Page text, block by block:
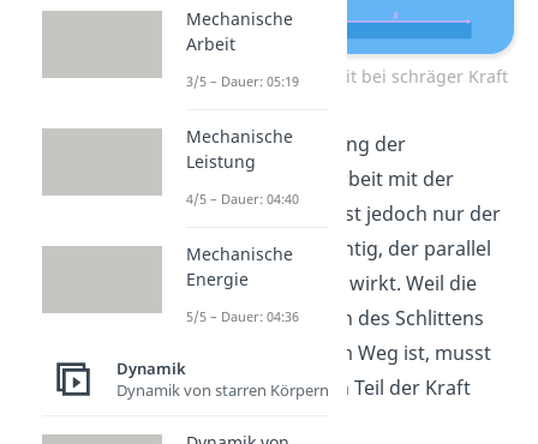
Mechanische Arbeit bei schräger Kraft
Für die Berechnung der
mechanischen Arbeit mit der
Formel
ist jedoch nur der
Teil der Kraft wichtig, der parallel
zur Wegrichtung wirkt. Weil die
Kraft beim Ziehen des Schlittens
nicht parallel zum Weg ist, musst
du den parallelen Teil der Kraft
Mechanische
Arbeit
3/5 – Dauer: 05:19
Mechanische
Leistung
4/5 – Dauer: 04:40
Mechanische
Energie
5/5 – Dauer: 04:36
Dynamik
Dynamik von starren Körpern